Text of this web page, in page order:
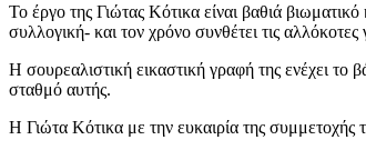
Το έργο της Γιώτας Κότικα είναι βαθιά
συλλογική- και τον χρόνο συνθέτει τις
Η σουρεαλιστική εικαστική γραφή της ενέχει το
σταθμό αυτής.
Η Γιώτα Κότικα με την ευκαιρία της